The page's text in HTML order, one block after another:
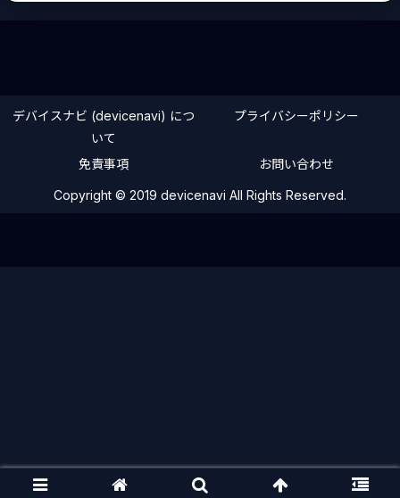
デバイスナビ (devicenavi) につ
いて
プライバシーポリシー
免責事項 お問い合わせ
Copyright © 2019 devicenavi All Rights Reserved.